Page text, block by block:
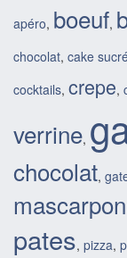
apéro, boeuf,
chocolat, cake
cocktails, crepe,
verrine,
chocolat,
pates, pizza,